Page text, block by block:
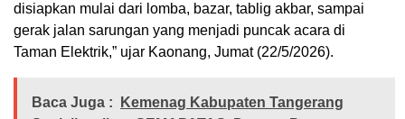
disiapkan mulai dari lomba, bazar, tablig akbar, sampai
gerak jalan sarungan yang menjadi puncak acara di
Taman Elektrik,” ujar Kaonang, Jumat (22/5/2026).
Baca Juga :
Kemenag Kabupaten Tangerang